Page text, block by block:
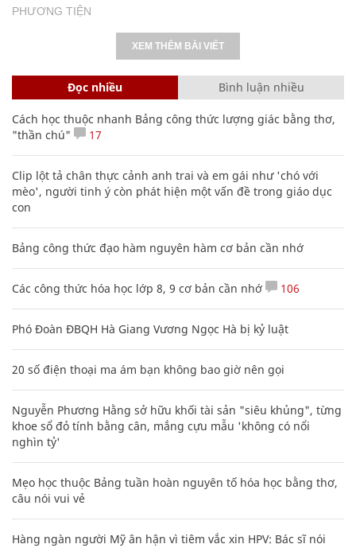
PHƯƠNG TIỆN
XEM THÊM BÀI VIẾT
Đọc nhiều Bình luận nhiều
Cách học thuộc nhanh Bảng công thức lượng giác bằng thơ,
"thần chú"
17
Clip lột tả chân thực cảnh anh trai và em gái như 'chó với
mèo', người tinh ý còn phát hiện một vấn đề trong giáo dục
con
Bảng công thức đạo hàm nguyên hàm cơ bản cần nhớ
Các công thức hóa học lớp 8, 9 cơ bản cần nhớ 106
Phó Đoàn ĐBQH Hà Giang Vương Ngọc Hà bị kỷ luật
20 số điện thoại ma ám bạn không bao giờ nên gọi
Nguyễn Phương Hằng sở hữu khối tài sản "siêu khủng", từng
khoe sổ đỏ tính bằng cân, mắng cựu mẫu 'không có nổi
nghìn tỷ'
Mẹo học thuộc Bảng tuần hoàn nguyên tố hóa học bằng thơ,
câu nói vui vẻ
Hàng ngàn người Mỹ ân hận vì tiêm vắc xin HPV: Bác sĩ nói